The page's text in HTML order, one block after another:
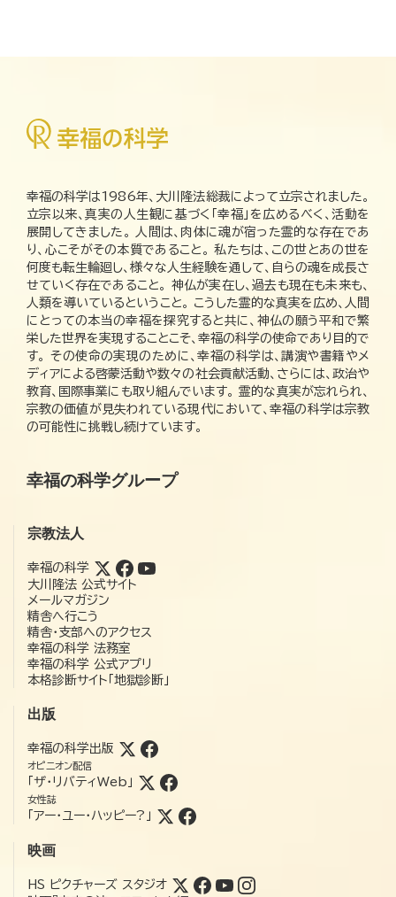
幸福の科学は1986年、大川隆法総裁によって立宗されました。
立宗以来、真実の人生観に基づく「幸福」を広めるべく、活動を
展開してきました。 人間は、肉体に魂が宿った霊的な存在であ
り、心こそがその本質であること。 私たちは、この世とあの世を
何度も転生輪廻し、様々な人生経験を通して、自らの魂を成長さ
せていく存在であること。 神仏が実在し、過去も現在も未来も、
人類を導いているということ。 こうした霊的な真実を広め、人間
にとっての本当の幸福を探究すると共に、神仏の願う平和で繁
栄した世界を実現することこそ、幸福の科学の使命であり目的で
す。 その使命の実現のために、幸福の科学は、講演や書籍やメ
ディアによる啓蒙活動や数々の社会貢献活動、さらには、政治や
教育、国際事業にも取り組んでいます。 霊的な真実が忘れられ、
宗教の価値が見失われている現代において、幸福の科学は宗教
の可能性に挑戦し続けています。
幸福の科学グループ
宗教法人
幸福の科学
大川隆法 公式サイト
メールマガジン
精舎へ行こう
精舎・支部へのアクセス
幸福の科学 法務室
幸福の科学 公式アプリ
本格診断サイト「地獄診断」
出版
幸福の科学出版
オピニオン配信
「ザ・リバティWeb」
女性誌
「アー・ユー・ハッピー?」
映画
HS ピクチャーズ スタジオ